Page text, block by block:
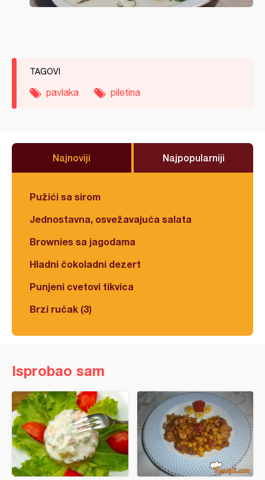
TAGOVI
pavlaka piletina
Najnoviji Najpopularniji
Pužići sa sirom
Jednostavna, osvežavajuća salata
Brownies sa jagodama
Hladni čokoladni dezert
Punjeni cvetovi tikvica
Brzi ručak (3)
Isprobao sam